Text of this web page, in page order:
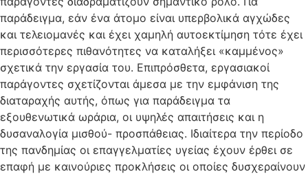
παράδειγμα, εάν ένα άτομο είναι υπερβολικά αγχώδες
και τελειομανές και έχει χαμηλή αυτοεκτίμηση τότε έχει
περισσότερες πιθανότητες να καταλήξει «καμμένος»
σχετικά την εργασία του. Επιπρόσθετα, εργασιακοί
παράγοντες σχετίζονται άμεσα με την εμφάνιση της
διαταραχής αυτής, όπως για παράδειγμα τα
εξουθενωτικά ωράρια, οι υψηλές απαιτήσεις και η
δυσαναλογία μισθού- προσπάθειας. Ιδιαίτερα την περίοδο
της πανδημίας οι επαγγελματίες υγείας έχουν έρθει σε
επαφή με καινούριες προκλήσεις οι οποίες δυσχεραίνουν